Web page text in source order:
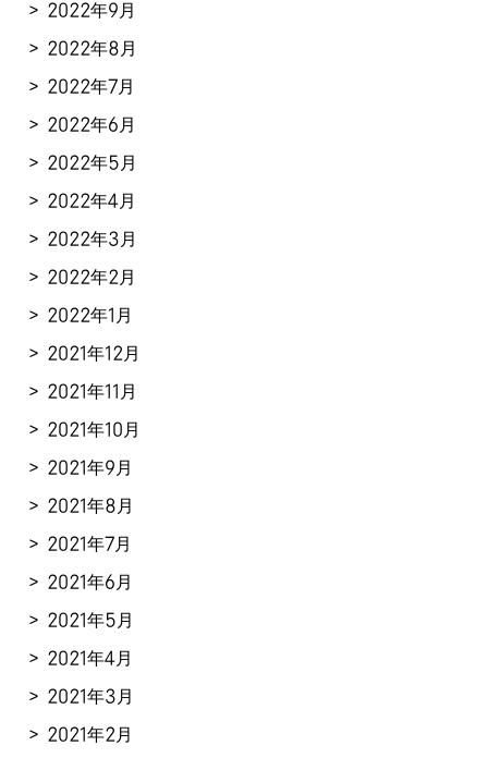
2022年9月
2022年8月
2022年7月
2022年6月
2022年5月
2022年4月
2022年3月
2022年2月
2022年1月
2021年12月
2021年11月
2021年10月
2021年9月
2021年8月
2021年7月
2021年6月
2021年5月
2021年4月
2021年3月
2021年2月